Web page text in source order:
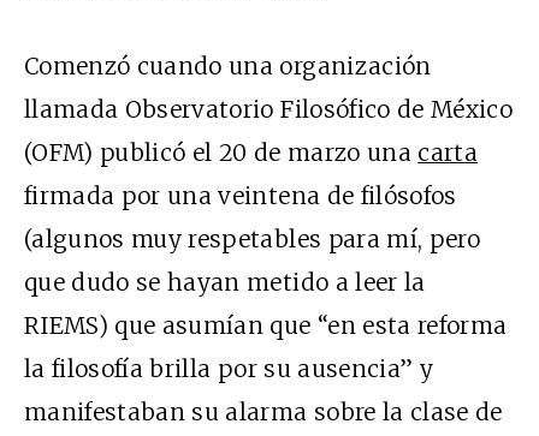
Comenzó cuando una organización
llamada Observatorio Filosófico de México
(OFM) publicó el 20 de marzo una carta
firmada por una veintena de filósofos
(algunos muy respetables para mí, pero
que dudo se hayan metido a leer la
RIEMS) que asumían que “en esta reforma
la filosofía brilla por su ausencia” y
manifestaban su alarma sobre la clase de